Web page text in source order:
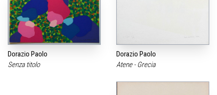
Dorazio Paolo
Senza titolo
Dorazio Paolo
Atene - Grecia